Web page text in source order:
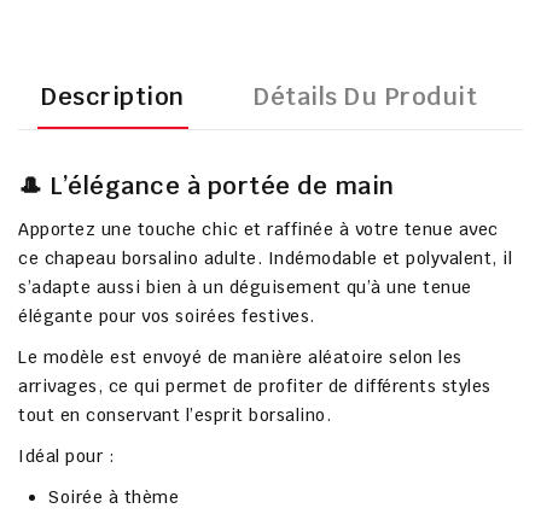
Description Détails Du Produit
🎩 L’élégance à portée de main
Apportez une touche chic et raffinée à votre tenue avec
ce chapeau borsalino adulte. Indémodable et polyvalent, il
s’adapte aussi bien à un déguisement qu’à une tenue
élégante pour vos soirées festives.
Le modèle est envoyé de manière aléatoire selon les
arrivages, ce qui permet de profiter de différents styles
tout en conservant l’esprit borsalino.
Idéal pour :
Soirée à thème